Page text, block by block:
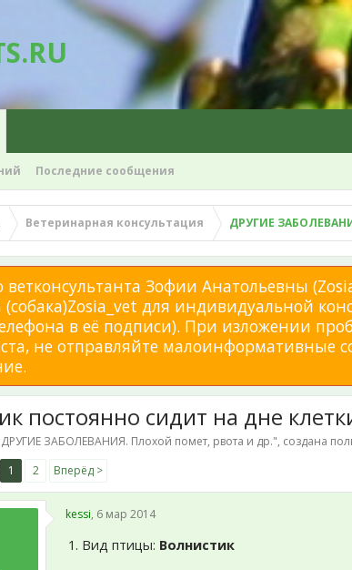
Последние сообщения
Ветеринарная консультация ДРУГИЕ
Зофии Анатольевны
(собака)Zosia_vet для индивидуальной
в её подписи). При изложении
не отправляйте малоинформативные
постоянно сидит на дне
ДРУГИЕ ЗАБОЛЕВАНИЯ. Плохой помет, рвота и др.", создана
1 2 Вперёд >
kessi, 6 мар 2014
1. Вид птицы: Волнистик